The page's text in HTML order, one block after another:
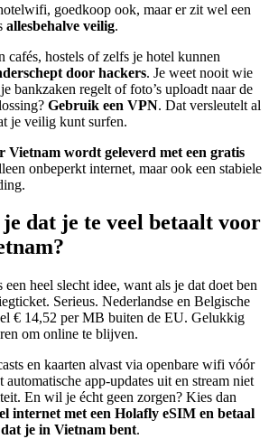
goedkoop ook, maar er zit wel een
allesbehalve veilig.
cafés, hostels of zelfs je hotel kunnen
door hackers. Je weet nooit wie
bankzaken regelt of foto’s uploadt naar de
Gebruik een VPN. Dat versleutelt al
je veilig kunt surfen.
Vietnam wordt geleverd met een gratis
onbeperkt internet, maar ook een stabiele
dat je te veel betaalt voor
heel slecht idee, want als je dat doet ben
Serieus. Nederlandse en Belgische
€ 14,52 per MB buiten de EU. Gelukkig
om online te blijven.
en kaarten alvast via openbare wifi vóór
automatische app-updates uit en stream niet
En wil je écht geen zorgen? Kies dan
internet met een Holafly eSIM en betaal
je in Vietnam bent.